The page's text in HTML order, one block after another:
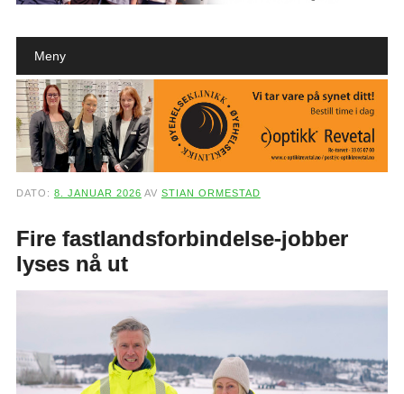
Main menu
Meny
DATO: 8. JANUAR 2026 AV STIAN ORMESTAD
Fire fastlandsforbindelse-jobber
lyses nå ut